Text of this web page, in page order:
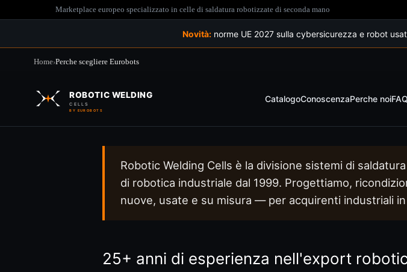
Marketplace europeo specializzato in celle di saldatura robotizzate di seconda mano
Novità:norme UE 2027 sulla cybersicurezza e robot
Home›Perche scegliere Eurobots
ROBOTIC WELDING
CELLS
BY EUROBOTS
CatalogoConoscenzaPerche noiFAQ
Robotic Welding Cells è la divisione sistemi di
di robotica industriale dal 1999. Progettiamo,
nuove, usate e su misura — per acquirenti industriali
25+ anni di esperienza nell'export